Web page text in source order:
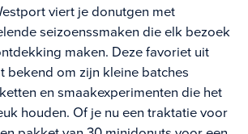
viert je donutgen met
seizoenssmaken die elk bezoek
maken. Deze favoriet uit
bekend om zijn kleine batches
en smaakexperimenten die het
houden. Of je nu een traktatie voor